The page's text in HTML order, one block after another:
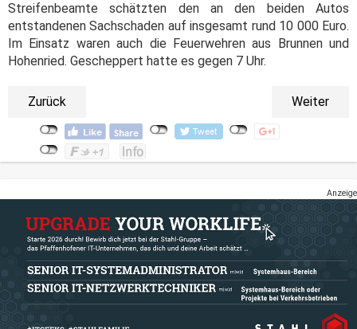
Streifenbeamte schätzten den an den beiden Autos
entstandenen Sachschaden auf insgesamt rund 10 000 Euro.
Im Einsatz waren auch die Feuerwehren aus Brunnen und
Hohenried. Gescheppert hatte es gegen 7 Uhr.
Zurück Weiter
Anzeige